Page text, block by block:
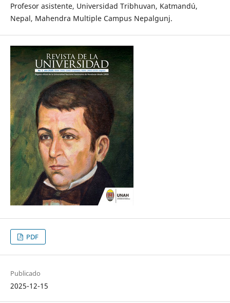
Profesor asistente, Universidad Tribhuvan, Katmandú,
Nepal, Mahendra Multiple Campus Nepalgunj.
PDF
Publicado
2025-12-15